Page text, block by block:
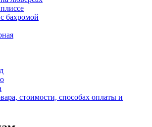
бахромой
стоимости, способах оплаты и